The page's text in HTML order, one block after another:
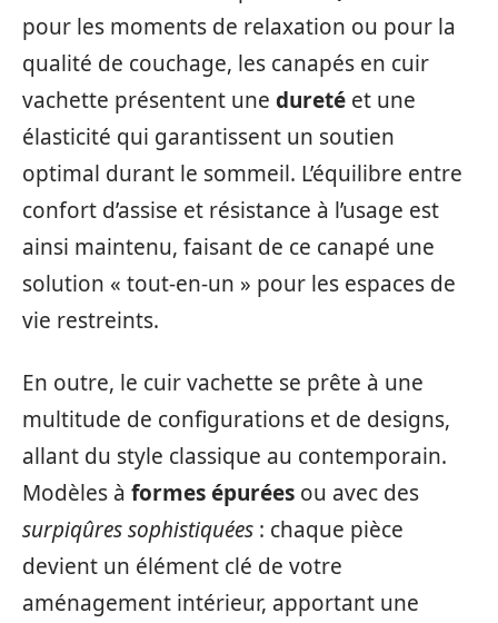
pour les moments de relaxation ou pour la
qualité de couchage, les canapés en cuir
vachette présentent une dureté et une
élasticité qui garantissent un soutien
optimal durant le sommeil. L’équilibre entre
confort d’assise et résistance à l’usage est
ainsi maintenu, faisant de ce canapé une
solution « tout-en-un » pour les espaces de
vie restreints.
En outre, le cuir vachette se prête à une
multitude de configurations et de designs,
allant du style classique au contemporain.
Modèles à formes épurées ou avec des
surpiqûres sophistiquées : chaque pièce
devient un élément clé de votre
aménagement intérieur, apportant une